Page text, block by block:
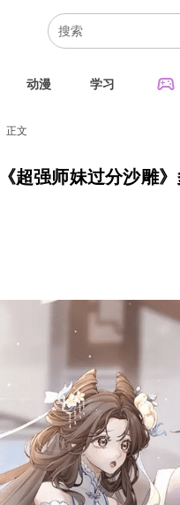
动漫 学习 sports_esports
正文
超强师妹过分沙雕